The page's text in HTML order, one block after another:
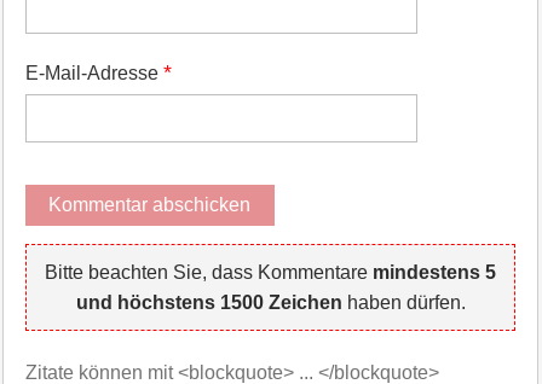
E-Mail-Adresse *
Bitte beachten Sie, dass Kommentare mindestens 5
und höchstens 1500 Zeichen haben dürfen.
Zitate können mit <blockquote> ... </blockquote>